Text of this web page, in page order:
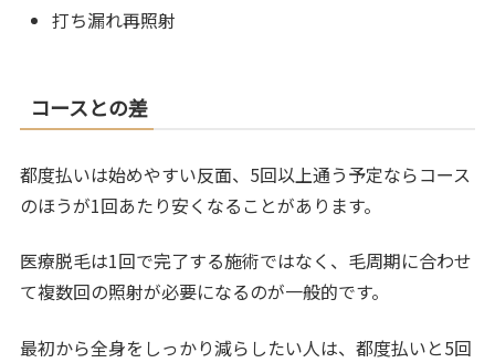
打ち漏れ再照射
コースとの差
都度払いは始めやすい反面、5回以上通う予定ならコース
のほうが1回あたり安くなることがあります。
医療脱毛は1回で完了する施術ではなく、毛周期に合わせ
て複数回の照射が必要になるのが一般的です。
最初から全身をしっかり減らしたい人は、都度払いと5回